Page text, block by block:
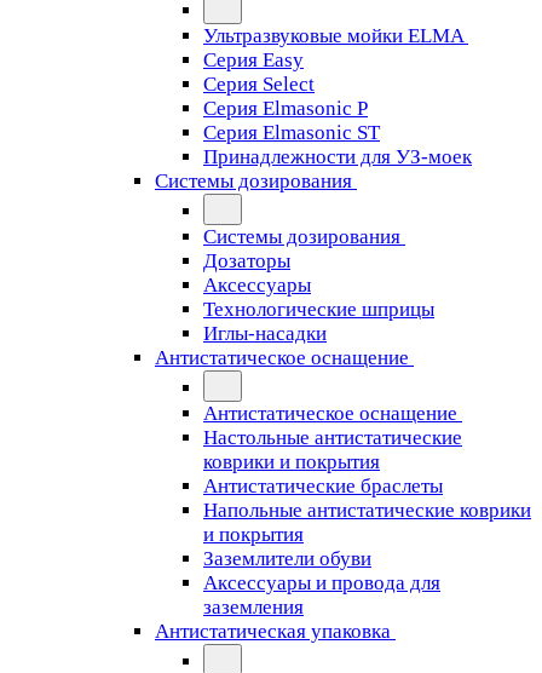
Ультразвуковые мойки ELMA
Серия Easy
Серия Select
Серия Elmasonic P
Серия Elmasonic ST
Принадлежности для УЗ-моек
Системы дозирования
Системы дозирования
Дозаторы
Аксессуары
Технологические шприцы
Иглы-насадки
Антистатическое оснащение
Антистатическое оснащение
Настольные антистатические
коврики и покрытия
Антистатические браслеты
Напольные антистатические коврики
и покрытия
Заземлители обуви
Аксессуары и провода для
заземления
Антистатическая упаковка